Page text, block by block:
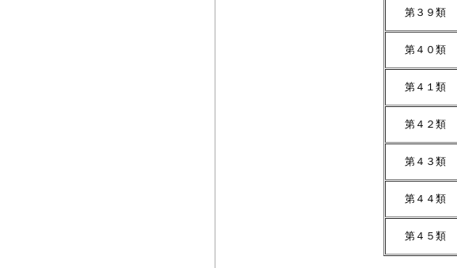
第３９類
第４０類
第４１類
第４２類
第４３類
第４４類
第４５類